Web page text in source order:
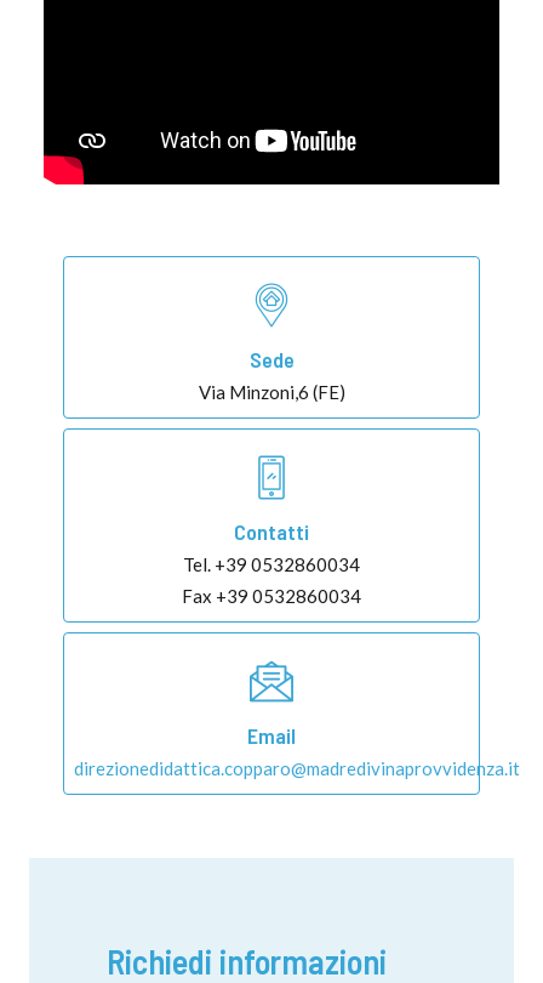
Sede
Via Minzoni,6 (FE)
Contatti
Tel. +39 0532860034
Fax +39 0532860034
Email
direzionedidattica.copparo@madredivinaprovvidenza.it
Richiedi informazioni